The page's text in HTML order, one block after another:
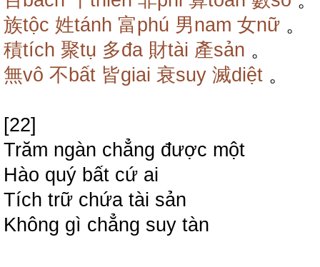
族tộc 姓tánh 富phú 男nam 女nữ 。
積tích 聚tụ 多đa 財tài 產sản 。
無vô 不bất 皆giai 衰suy 滅diệt 。
[22]
Trăm ngàn chẳng được một
Hào quý bất cứ ai
Tích trữ chứa tài sản
Không gì chẳng suy tàn